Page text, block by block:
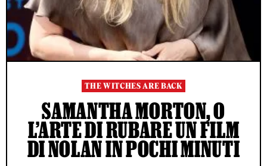
THE WITCHES ARE BACK
SAMANTHA MORTON, O
L’ARTE DI RUBARE UN FILM
DI NOLAN IN POCHI MINUTI